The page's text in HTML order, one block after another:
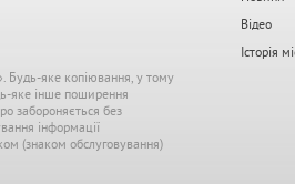
Будь-яке копіювання, у тому
яке інше поширення
забороняється без
інформації
(знаком обслуговування)
Відео
Історія